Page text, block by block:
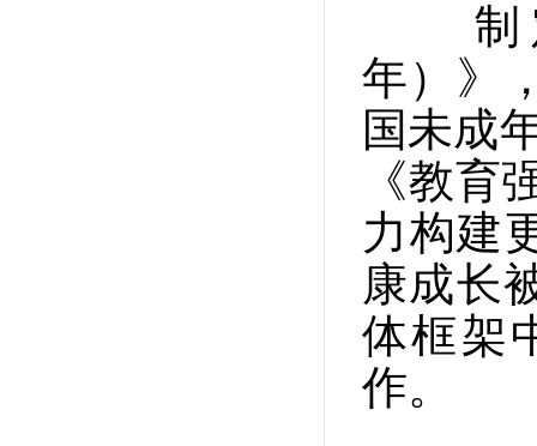
制定
年）》
国未成
《教育
力构建
康成长
体框架
作。